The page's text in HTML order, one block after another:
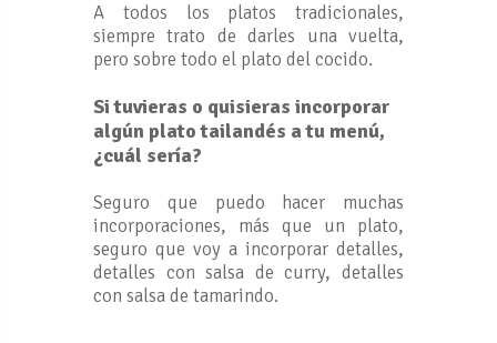
A todos los platos tradicionales,
siempre trato de darles una vuelta,
pero sobre todo el plato del cocido.
Si tuvieras o quisieras incorporar
algún plato tailandés a tu menú,
¿cuál sería?
Seguro que puedo hacer muchas
incorporaciones, más que un plato,
seguro que voy a incorporar detalles,
detalles con salsa de curry, detalles
con salsa de tamarindo.